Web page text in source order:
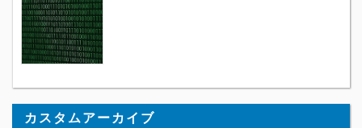
カスタムアーカイブ